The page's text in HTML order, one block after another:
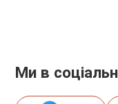
Ми в